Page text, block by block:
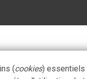
(cookies) essentiels